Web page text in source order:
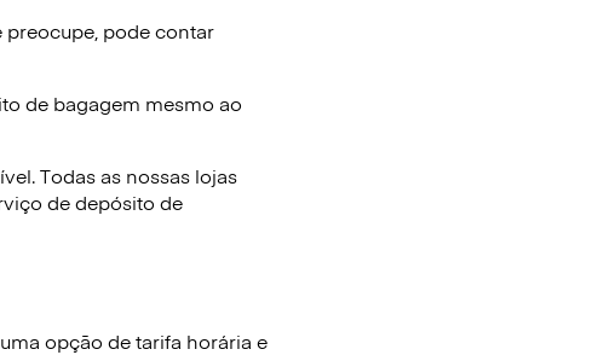
preocupe, pode contar
de bagagem mesmo ao
Todas as nossas lojas
de depósito de
opção de tarifa horária e